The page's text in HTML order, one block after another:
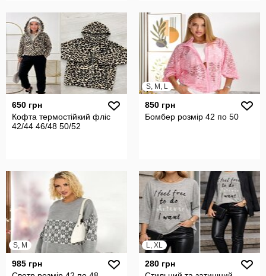
650 грн
Кофта термостійкий фліс
42/44 46/48 50/52
S, M, L
850 грн
Бомбер розмір 42 по 50
S, M
985 грн
L, XL
280 грн